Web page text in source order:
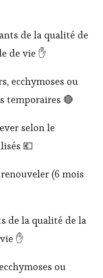
de la qualité de
de vie ✋
ecchymoses ou
temporaires 🔴
selon le
💶
(6 mois
de la qualité de la
✋
ou